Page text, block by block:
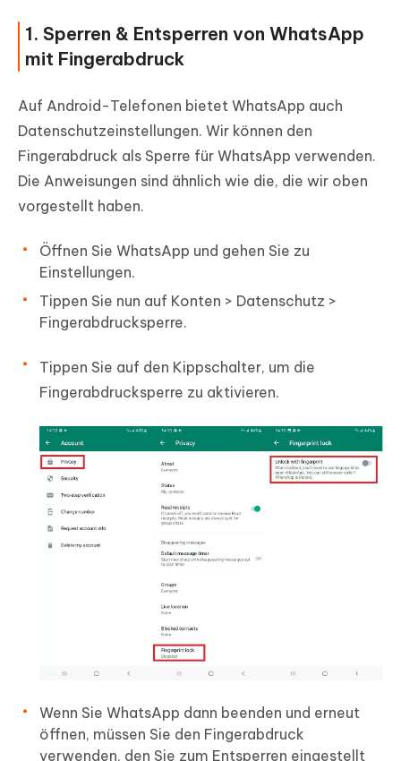
1. Sperren & Entsperren von WhatsApp
mit Fingerabdruck
Auf Android-Telefonen bietet WhatsApp auch
Datenschutzeinstellungen. Wir können den
Fingerabdruck als Sperre für WhatsApp verwenden.
Die Anweisungen sind ähnlich wie die, die wir oben
vorgestellt haben.
Öffnen Sie WhatsApp und gehen Sie zu
Einstellungen.
Tippen Sie nun auf Konten > Datenschutz >
Fingerabdrucksperre.
Tippen Sie auf den Kippschalter, um die
Fingerabdrucksperre zu aktivieren.
Wenn Sie WhatsApp dann beenden und erneut
öffnen, müssen Sie den Fingerabdruck
verwenden, den Sie zum Entsperren eingestellt